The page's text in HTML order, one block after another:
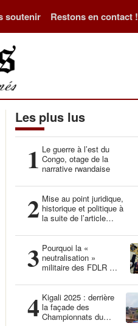
soutenir Restons en contact !
Les plus lus
1 Le guerre à l’est du
Congo, otage de la
narrative rwandaise
2 Mise au point juridique,
historique et politique à
la suite de l’article
la Belgique, gardien du
patrimoine génétique”
3 Pourquoi la «
neutralisation »
militaire des FDLR est
illusion
4 Kigali 2025 : derrière
la façade des
Championnats du